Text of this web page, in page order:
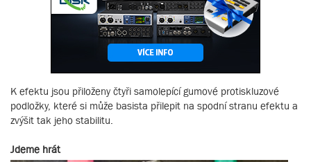
K efektu jsou přiloženy čtyři samolepící gumové protiskluzové
podložky, které si může basista přilepit na spodní stranu efektu a
zvýšit tak jeho stabilitu.
Jdeme hrát